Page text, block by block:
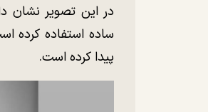
در این تصویر نشان
ساده استفاده کرده
پیدا کرده است.